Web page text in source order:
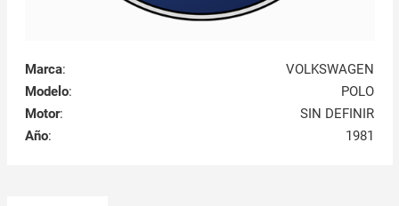
Marca:
VOLKSWAGEN
Modelo:
POLO
Motor:
SIN DEFINIR
Año: 1981